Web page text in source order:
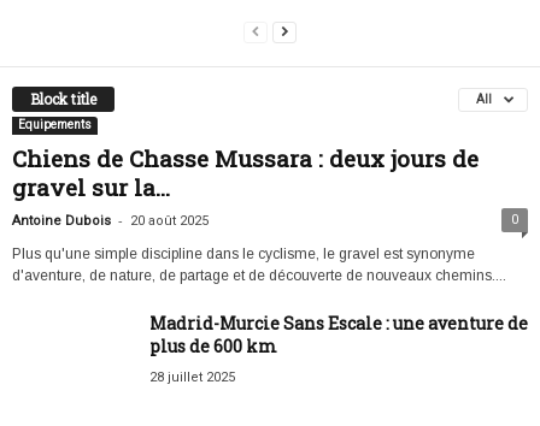
Block title
All
Equipements
Chiens de Chasse Mussara : deux jours de
gravel sur la...
Antoine Dubois - 20 août 2025 0
Plus qu'une simple discipline dans le cyclisme, le gravel est synonyme
d'aventure, de nature, de partage et de découverte de nouveaux chemins....
Madrid-Murcie Sans Escale : une aventure de
plus de 600 km
28 juillet 2025